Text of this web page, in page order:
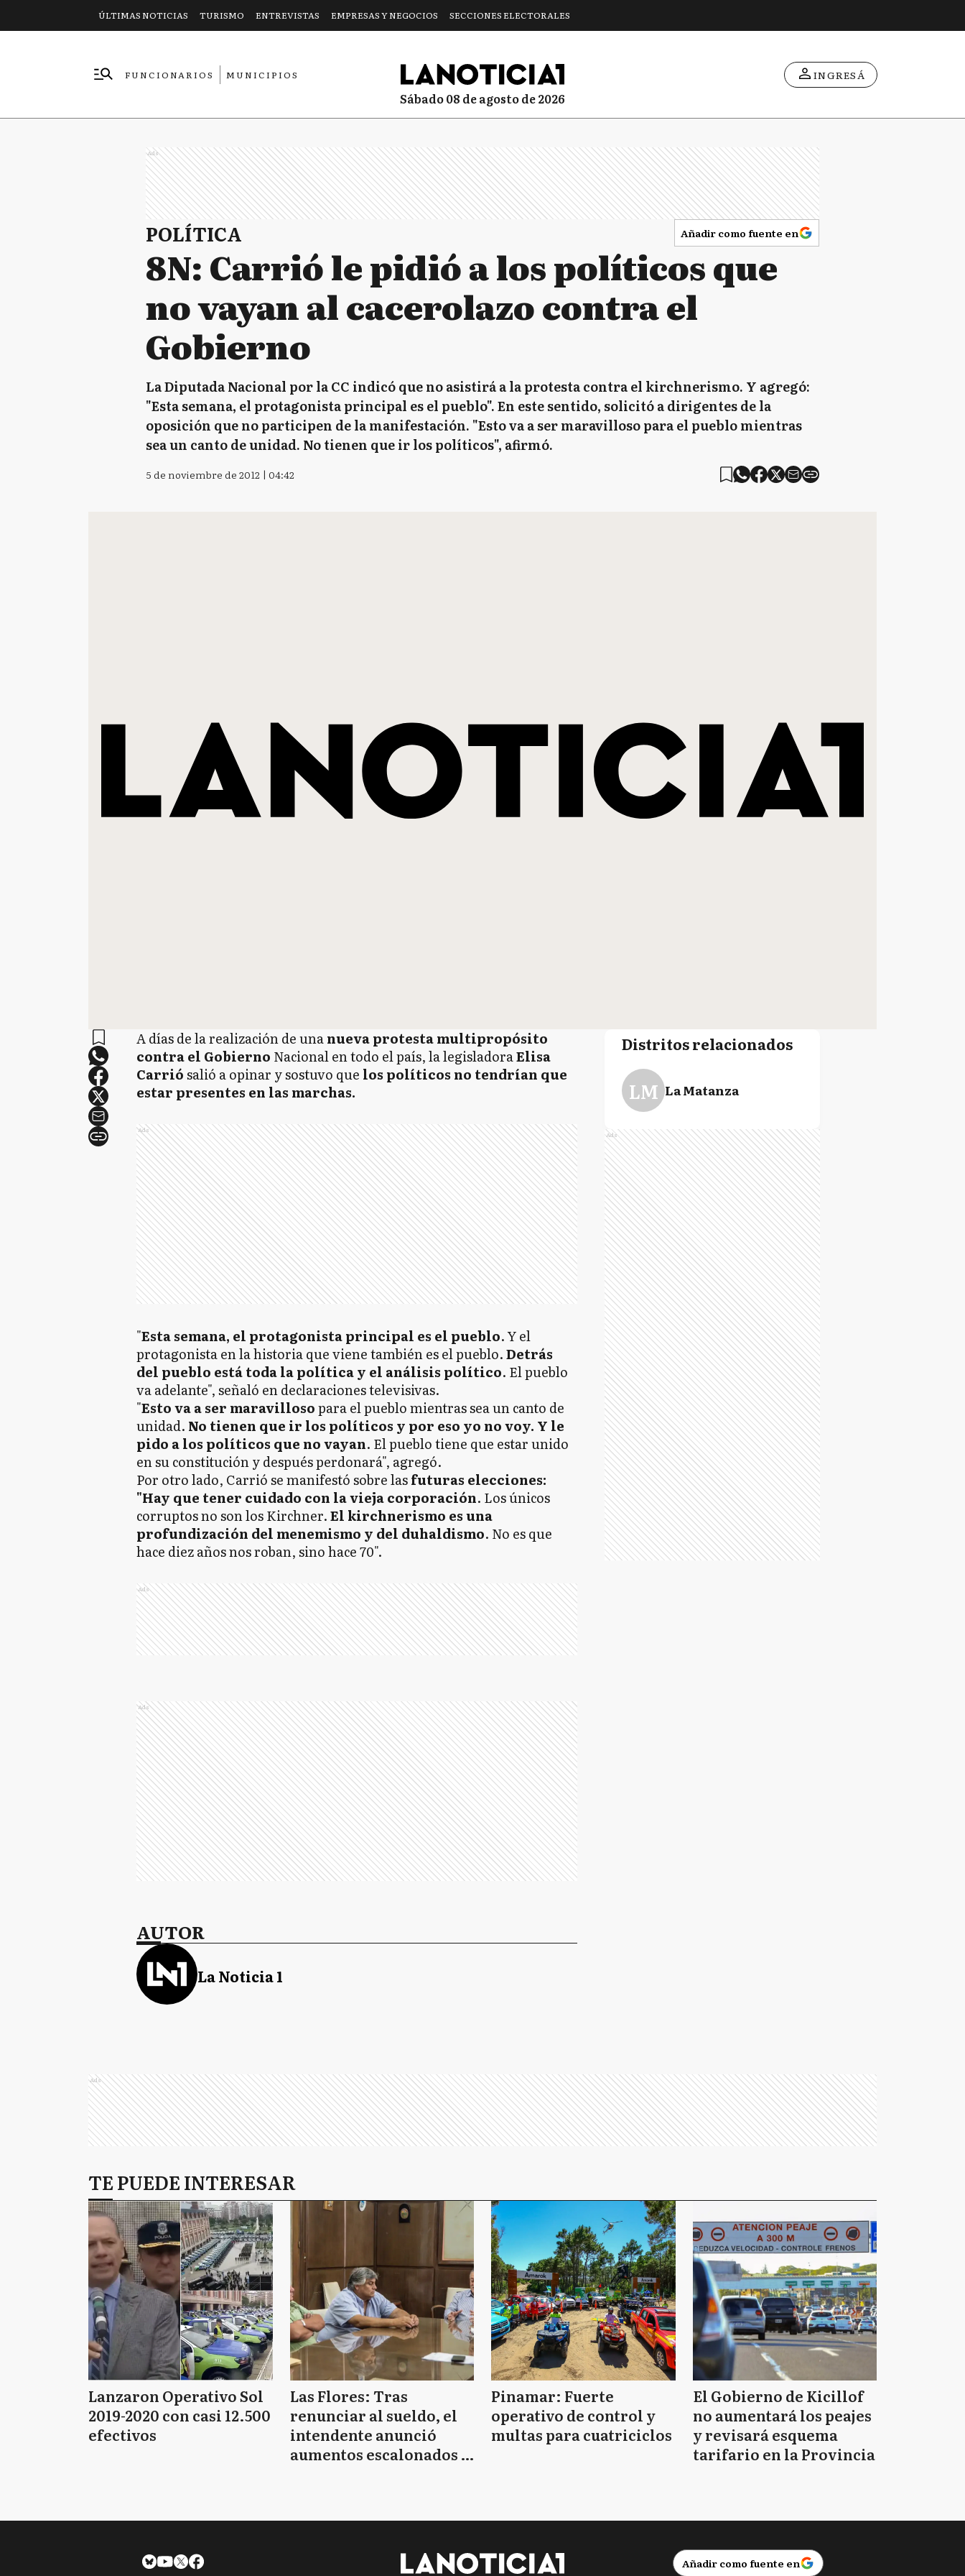
ÚLTIMAS NOTICIAS TURISMO ENTREVISTAS EMPRESAS Y NEGOCIOS SECCIONES ELECTORALES
FUNCIONARIOS
MUNICIPIOS
sábado 08 de agosto de 2026
INGRESÁ
Ads
POLÍTICA Añadir como fuente en
8N: Carrió le pidió a los políticos que
no vayan al cacerolazo contra el
Gobierno
La Diputada Nacional por la CC indicó que no asistirá a la protesta contra el kirchnerismo. Y agregó:
"Esta semana, el protagonista principal es el pueblo". En este sentido, solicitó a dirigentes de la
oposición que no participen de la manifestación. "Esto va a ser maravilloso para el pueblo mientras
sea un canto de unidad. No tienen que ir los políticos", afirmó.
5 de noviembre de 2012 | 04:42
A días de la realización de unanueva protesta multipropósito
contra el Gobierno Nacional en todo el país, la legisladoraElisa
Carriósalió a opinar y sostuvo que los políticos no tendrían que
estar presentes en las marchas.
Ads
"Esta semana, el protagonista principal es el pueblo. Y el
protagonista en la historia que viene también es el pueblo.Detrás
del pueblo está toda la política y el análisis político. El pueblo
va adelante", señaló en declaraciones televisivas.
"Esto va a ser maravillosopara el pueblo mientras sea un canto de
unidad. No tienen que ir los políticos y por eso yo no voy. Y le
pido a los políticos que no vayan. El pueblo tiene que estar unido
en su constitución y después perdonará", agregó.
Por otro lado, Carrió se manifestó sobre lasfuturas elecciones:
"Hay que tener cuidado con la vieja corporación. Los únicos
corruptos no son los Kirchner.El kirchnerismo es una
profundización del menemismo y del duhaldismo. No es que
hace diez años nos roban, sino hace 70".
Ads
Ads
AUTOR
La Noticia 1
Distritos relacionados
LM La Matanza
Ads
Ads
TE PUEDE INTERESAR
Lanzaron Operativo Sol
2019-2020 con casi 12.500
efectivos
Las Flores: Tras
renunciar al sueldo, el
intendente anunció
aumentos escalonados y
Pinamar: Fuerte
operativo de control y
multas para cuatriciclos
El Gobierno de Kicillof
no aumentará los peajes
y revisará esquema
tarifario en la Provincia
Añadir como fuente en